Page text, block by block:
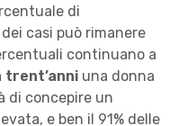
di
casi può rimanere
continuano a
trent’anni una donna
di concepire un
e ben il 91% delle